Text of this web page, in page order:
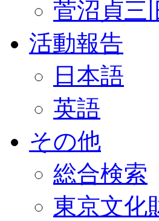
菅沼貞三
活動報告
日本語
英語
その他
総合検索
東京文化